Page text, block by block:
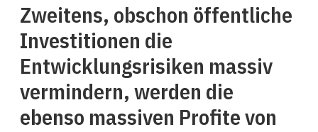
Zweitens, obschon öffentliche
Investitionen die
Entwicklungsrisiken massiv
vermindern, werden die
ebenso massiven Profite von